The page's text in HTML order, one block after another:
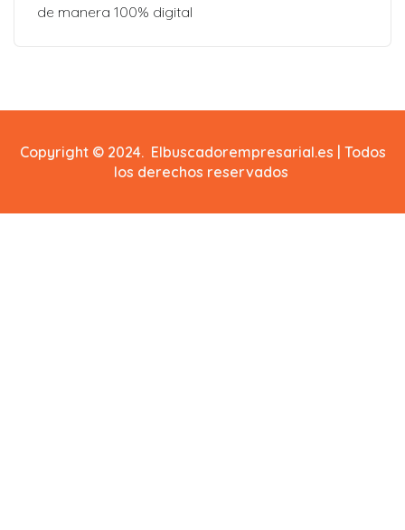
de manera 100% digital
Copyright © 2024. Elbuscadorempresarial.es | Todos
los derechos reservados